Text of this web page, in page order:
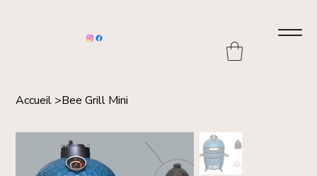
Accueil >Bee Grill Mini